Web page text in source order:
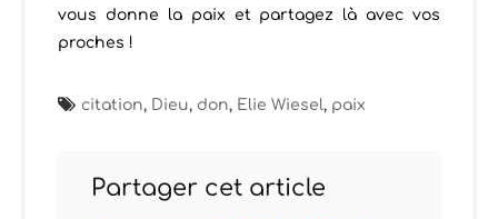
vous donne la paix et partagez là avec vos
proches !
citation, Dieu, don, Elie Wiesel, paix
Partager cet article